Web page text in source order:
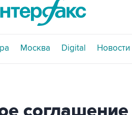
Москва Digital Новости